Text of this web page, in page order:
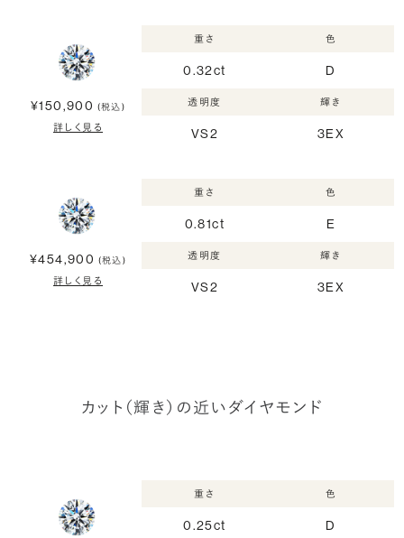
¥150,900 (税込)
詳しく見る
重さ
0.32ct
色
D
透明度
VS2
輝き
3EX
¥454,900 (税込)
詳しく見る
重さ
0.81ct
色
E
透明度
VS2
輝き
3EX
カット（輝き）の近いダイヤモンド
重さ
0.25ct
色
D